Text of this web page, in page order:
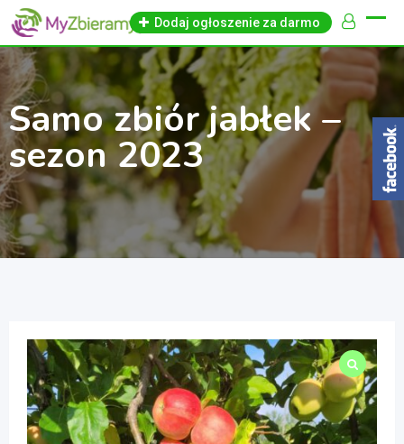
Skip
content
Dodaj ogłoszenie za darmo
Samo zbiór jabłek –
sezon 2023